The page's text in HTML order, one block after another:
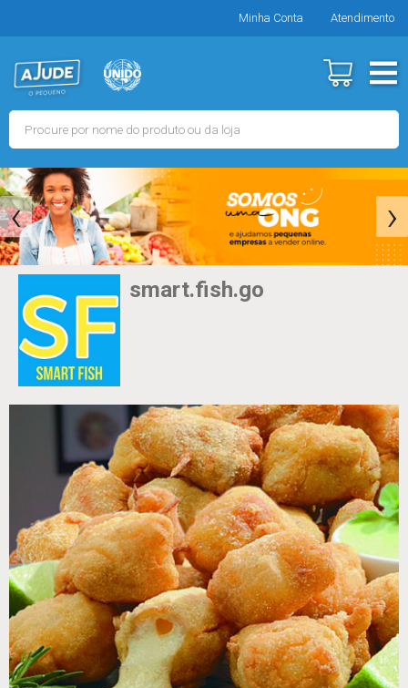
Minha Conta Atendimento
‹ ›
smart.fish.go